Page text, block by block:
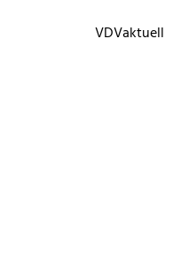
VDVaktuell